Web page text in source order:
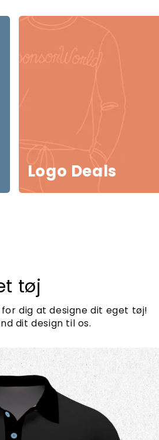
Logo Deals
tøj
dig at designe dit eget tøj!
dit design til os.